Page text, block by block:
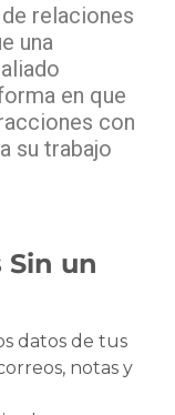
relaciones
una
en que
con
su trabajo
Sin un
datos de tus
notas y